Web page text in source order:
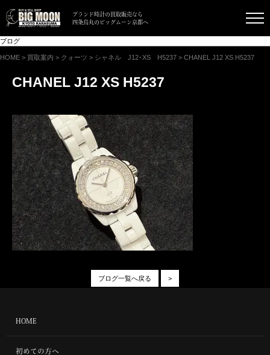
ブランド時計の買取販売なら
四条烏丸のビッグムーン京都へ
ブログ
HOME > 買取案内 > クォーツ > シャネル J12･XS H5237 > CHANEL J12 XS H5237
CHANEL J12 XS H5237
>
ブログ一覧へ戻る
HOME
初めての方へ